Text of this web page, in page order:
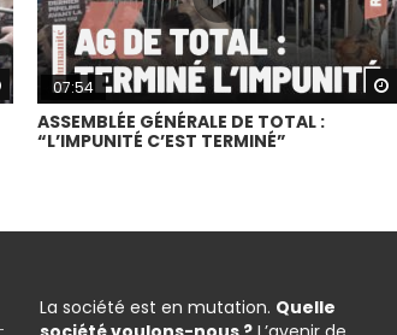
Watch Later
07:54
ASSEMBLÉE GÉNÉRALE DE TOTAL :
“L’IMPUNITÉ C’EST TERMINÉ”
La société est en mutation. Quelle